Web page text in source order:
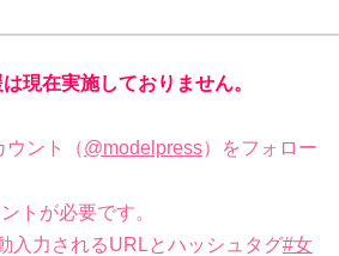
現在実施しておりません。
ウント（@modelpress）をフォロー
トが必要です。
入力されるURLとハッシュタグ#女